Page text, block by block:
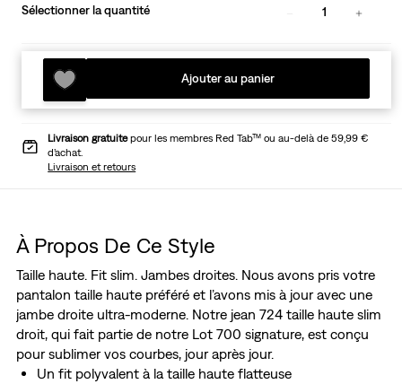
Sélectionner la quantité 1
Ajouter au panier
Livraison gratuitepour les membres Red Tab™ ou au-delà de 59,99 €
d’achat.
Livraison et retours
À Propos De Ce Style
Taille haute. Fit slim. Jambes droites. Nous avons pris votre
pantalon taille haute préféré et l’avons mis à jour avec une
jambe droite ultra-moderne. Notre jean 724 taille haute slim
droit, qui fait partie de notre Lot 700 signature, est conçu
pour sublimer vos courbes, jour après jour.
Un fit polyvalent à la taille haute flatteuse